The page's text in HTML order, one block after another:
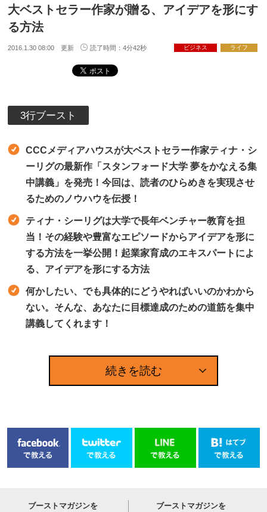
大ベストセラー作家が贈る、アイデアを形にす
る方法
2016.1.30 08:00 更新 読了時間：4分42秒 ビジネス ライフ
3行ブースト
CCCメディアハウスが大ベストセラー作家ティナ・シ
ーリグの最新作「スタンフォード大学 夢をかなえる集
中講義」を発売！今回は、読者のひらめきを実現させ
るためのノウハウを伝授！
ティナ・シーリグは大学で長年ベンチャー教育を担
当！その経験や豊富なエピソードからアイデアを形に
する方法を一挙公開！起業家育成のエキスパートによ
る、アイデアを形にする方法
何かしたい、でも具体的にどうやればいいのかわから
ない。そんな、あなたに目標達成のための道筋を集中
講義してくれます！
続きを読む
ブーストマガジンを
ブーストマガジンを